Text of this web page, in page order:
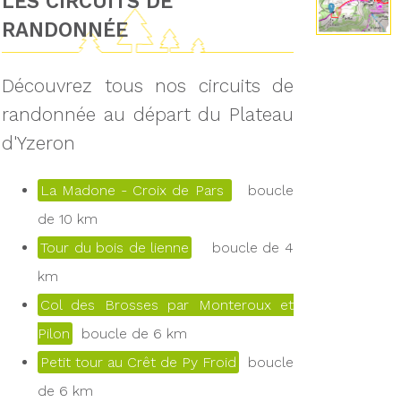
RANDONNÉE
Découvrez tous nos circuits de
randonnée au départ du Plateau
d'Yzeron
La Madone - Croix de Pars
boucle
de 10 km
Tour du bois de lienne
boucle de 4
km
Col des Brosses par Monteroux et
Pilon
boucle de 6 km
Petit tour au Crêt de Py Froid
boucle
de 6 km